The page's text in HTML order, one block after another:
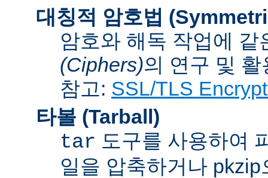
대칭적 암호법
암호와 해독 작업에
(Ciphers)의 연구 및 활
참고: SSL/TLS
타볼 (Tarball)
tar 도구를 사용하여
일을 압축하거나